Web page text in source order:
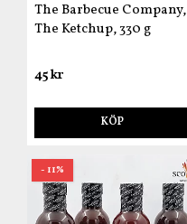
The Barbecue Company,
The Ketchup, 330 g
45 kr
KÖP
- 11%